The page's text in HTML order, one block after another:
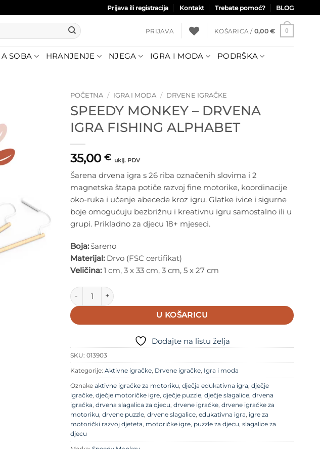
Prijava ili registracija Kontakt Trebate pomoć? BLOG
PRIJAVA KOŠARICA / 0,00 € 0
SOBA HRANJENJE NJEGA IGRA I MODA PODRŠKA
POČETNA / IGRA I MODA / DRVENE IGRAČKE
SPEEDY MONKEY – DRVENA
IGRA FISHING ALPHABET
35,00 € uklj. PDV
Šarena drvena igra s 26 riba označenih slovima i 2
magnetska štapa potiče razvoj fine motorike, koordinacije
oko-ruka i učenje abecede kroz igru. Glatke ivice i sigurne
boje omogućuju bezbrižnu i kreativnu igru samostalno ili u
grupi. Prikladno za djecu 18+ mjeseci.
Boja:šareno
Materijal:Drvo (FSC certifikat)
Veličina:1 cm, 3 x 33 cm, 3 cm, 5 x 27 cm
Speedy Monkey - Drvena igra Fishing Alphabet količina
U KOŠARICU
Dodajte na listu želja
SKU: 013903
Kategorije: Aktivne igračke Drvene igračke Igra i moda
Oznake aktivne igračke za motoriku dječja edukativna igra dječje
igračke dječje motoričke igre dječje puzzle dječje slagalice drvena
igračka drvena slagalica za djecu drvene igračke drvene igračke za
motoriku drvene puzzle drvene slagalice edukativna igra igre za
motorički razvoj djeteta motoričke igre puzzle za djecu slagalice za
djecu